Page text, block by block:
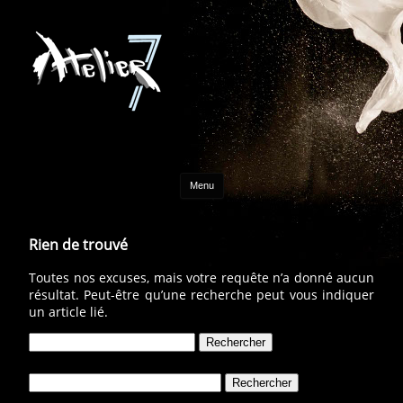
Menu Aller au contenu
Rien de trouvé
Toutes nos excuses, mais votre requête n’a donné aucun
résultat. Peut-être qu’une recherche peut vous indiquer
un article lié.